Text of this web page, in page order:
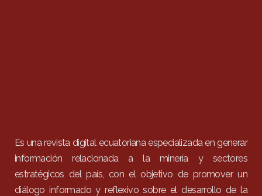
Es una revista digital ecuatoriana especializada en generar
información relacionada a la minería y sectores
estratégicos del país, con el objetivo de promover un
diálogo informado y reflexivo sobre el desarrollo de la